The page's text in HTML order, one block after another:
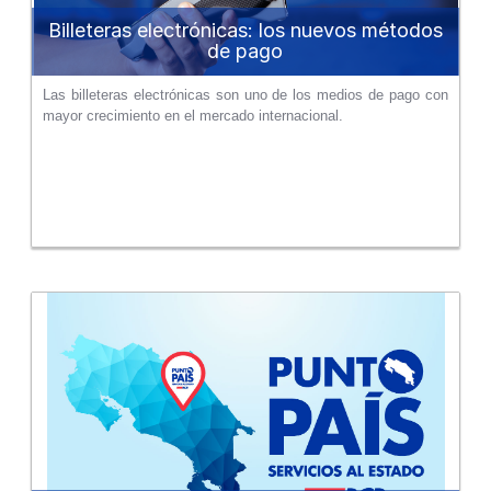
Billeteras electrónicas: los nuevos métodos
de pago
Las billeteras electrónicas son uno de los medios de pago con
mayor crecimiento en el mercado internacional.